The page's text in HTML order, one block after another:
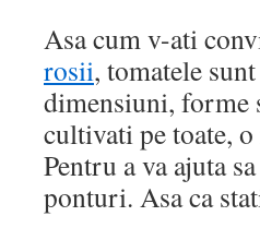
Asa cum v-ati
rosii, tomatele
dimensiuni, forme
cultivati pe toate,
Pentru a va ajuta
ponturi. Asa ca